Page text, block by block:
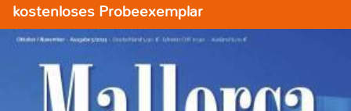
kostenloses Probeexemplar